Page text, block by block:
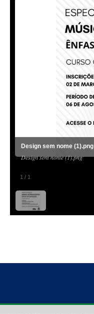
1 / 1
Design sem nome (1).png
Design sem nome (1).png